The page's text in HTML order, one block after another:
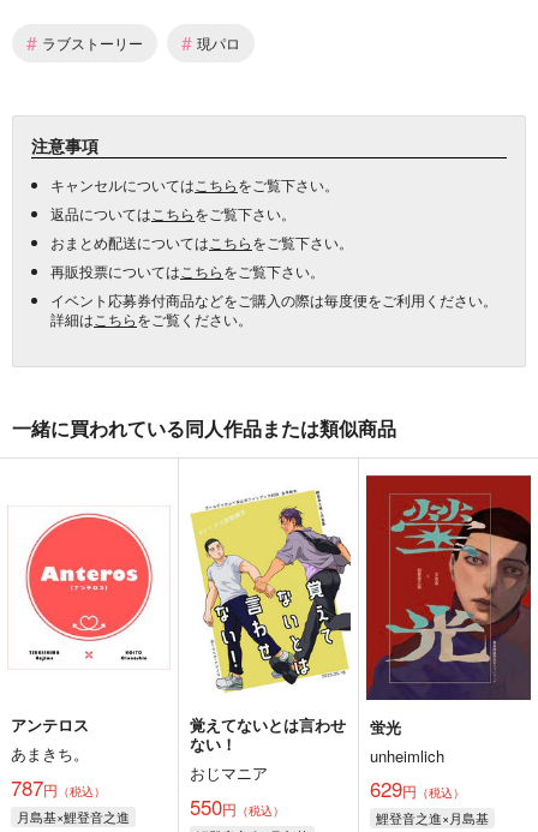
# ラブストーリー # 現パロ
注意事項
キャンセルについては こちらをご覧下さい。
返品については こちらをご覧下さい。
おまとめ配送については こちらをご覧下さい。
再販投票については こちらをご覧下さい。
イベント応募券付商品などをご購入の際は毎度便をご利用ください。
詳細は こちらをご覧ください。
一緒に買われている同人作品または類似商品
アンテロス
あまきち。
787円 （税込）
月島基×鯉登音之進
覚えてないとは言わせ
ない！
おじマニア
550円 （税込）
蛍光
unheimlich
629円 （税込）
鯉登音之進×月島基